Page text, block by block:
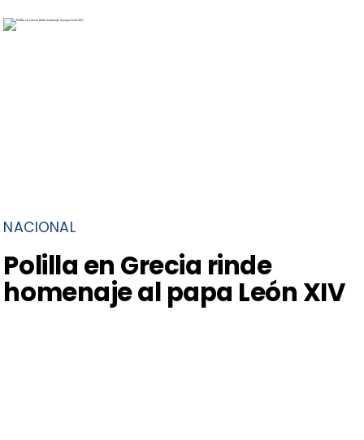
NACIONAL
Polilla en Grecia rinde
homenaje al papa León XIV